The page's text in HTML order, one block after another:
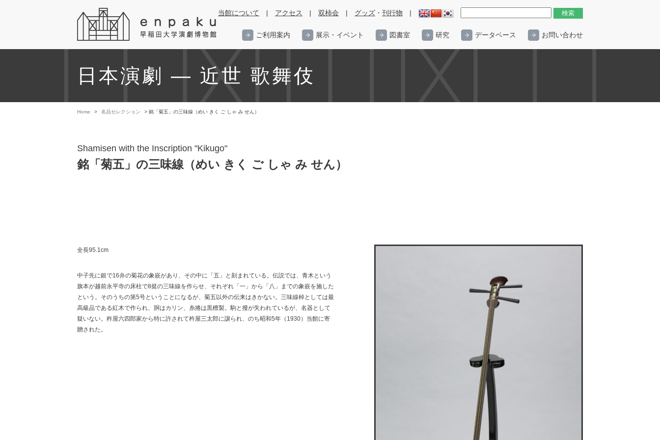
当館について | アクセス | 双柿会 | グッズ ・ 刊行物 |
ご利用案内 展示・イベント 図書室 研究 データベース お問い合わせ
日本演劇 — 近世 歌舞伎
Home > 名品セレクション > 銘「菊五」の三味線（めい きく ご しゃ み せん）
Shamisen with the Inscription "Kikugo"
銘「菊五」の三味線（めい きく ご しゃ み せん）
全長95.1cm
中子先に銀で16弁の菊花の象嵌があり、その中に「五」と刻まれている。伝説では、青木という
旗本が越前永平寺の床柱で8挺の三味線を作らせ、それぞれ「一」から「八」までの象嵌を施した
という。そのうちの第5号ということになるが、菊五以外の伝来はきかない。三味線棹としては最
高級品である紅木で作られ、胴はカリン、糸捲は黒檀製。駒と撥が失われているが、名器として
疑いない。杵屋六四郎家から特に許されて杵屋三太郎に譲られ、のち昭和5年（1930）当館に寄
贈された。